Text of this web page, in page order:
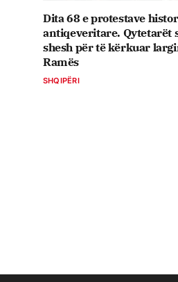
Dita 68 e protestave
antiqeveritare. Qytetarët
shesh për të kërkuar
Ramës
SHQIPËRI